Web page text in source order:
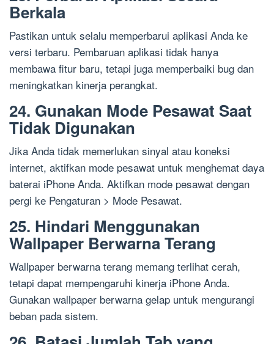
Berkala
Pastikan untuk selalu memperbarui aplikasi Anda ke
versi terbaru. Pembaruan aplikasi tidak hanya
membawa fitur baru, tetapi juga memperbaiki bug dan
meningkatkan kinerja perangkat.
24. Gunakan Mode Pesawat Saat
Tidak Digunakan
Jika Anda tidak memerlukan sinyal atau koneksi
internet, aktifkan mode pesawat untuk menghemat daya
baterai iPhone Anda. Aktifkan mode pesawat dengan
pergi ke Pengaturan > Mode Pesawat.
25. Hindari Menggunakan
Wallpaper Berwarna Terang
Wallpaper berwarna terang memang terlihat cerah,
tetapi dapat mempengaruhi kinerja iPhone Anda.
Gunakan wallpaper berwarna gelap untuk mengurangi
beban pada sistem.